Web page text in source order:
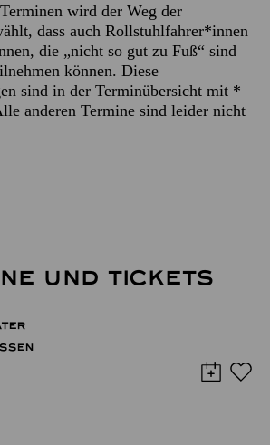
wird der Weg der
dass auch Rollstuhlfahrer*innen
die „nicht so gut zu Fuß“ sind
können. Diese
sind in der Terminübersicht mit *
anderen Termine sind leider nicht
UND TICKETS